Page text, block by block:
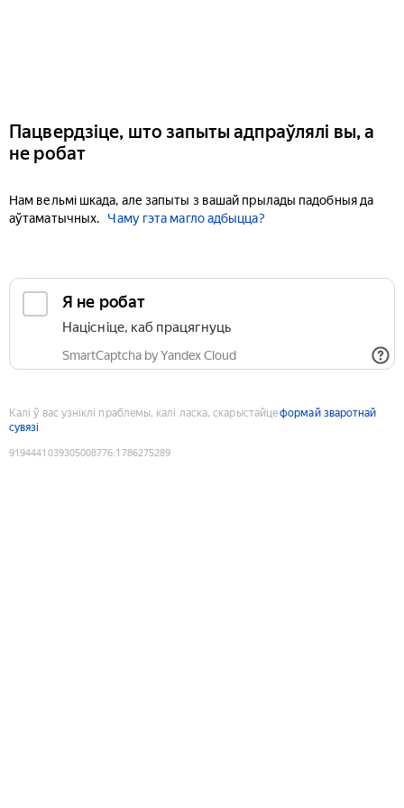
Пацвердзіце, што запыты адпраўлялі вы, а
не робат
Нам вельмі шкада, але запыты з вашай прылады падобныя да
аўтаматычных.
Чаму гэта магло адбыцца?
Я не робат
Націсніце, каб працягнуць
SmartCaptcha by Yandex Cloud
Калі ў вас узніклі праблемы, калі ласка, скарыстайцеформай зваротнай
сувязі
9194441039305008776:1786275289